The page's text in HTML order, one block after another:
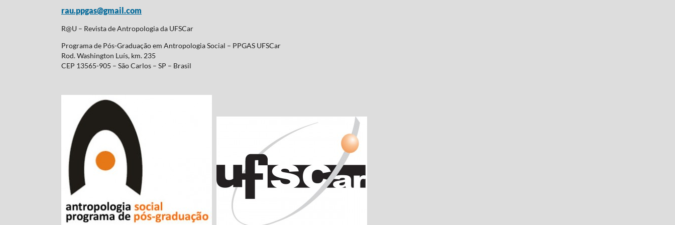
rau.ppgas@gmail.com
R@U – Revista de Antropologia da UFSCar
Programa de Pós-Graduação em Antropologia Social – PPGAS UFSCar
Rod. Washington Luís, km. 235
CEP 13565-905 – São Carlos – SP – Brasil